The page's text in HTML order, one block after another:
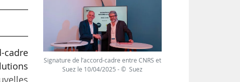
cadre
Signature de l’accord-cadre entre CNRS et
Suez le 10/04/2025 - © Suez